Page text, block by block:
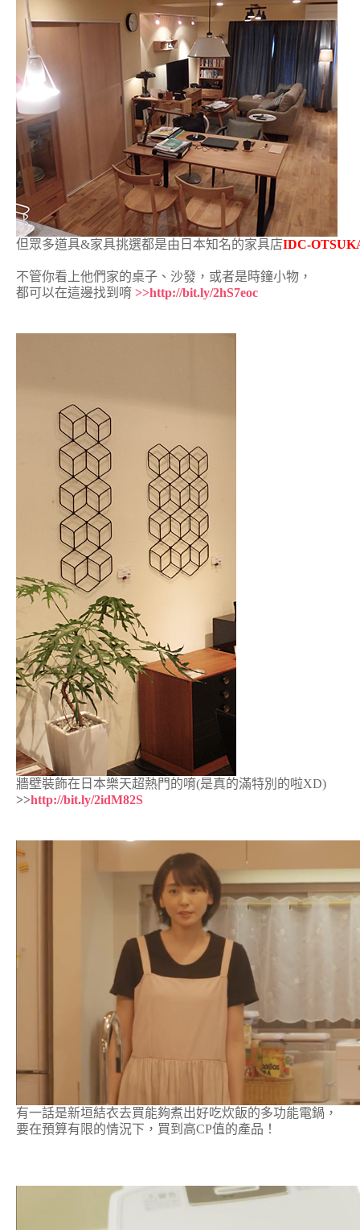
但眾多道具&家具挑選都是由日本知名的家具店IDC-
不管你看上他們家的桌子、沙發，或者是時鐘小物，
都可以在這邊找到唷 >>http://bit.ly/2hS7eoc
牆壁裝飾在日本樂天超熱門的唷(是真的滿特別的啦XD)
>>http://bit.ly/2idM82S
有一話是新垣結衣去買能夠煮出好吃炊飯的多功能電鍋，
要在預算有限的情況下，買到高CP值的產品！